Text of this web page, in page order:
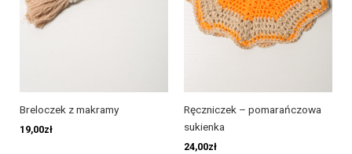
Breloczek z makramy
19,00zł
Ręczniczek – pomarańczowa
sukienka
24,00zł